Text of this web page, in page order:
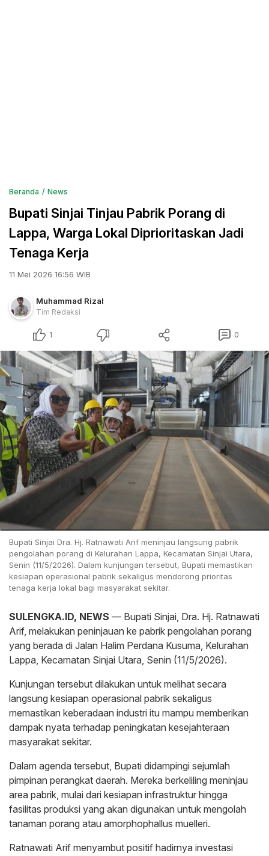
Beranda News
Bupati Sinjai Tinjau Pabrik Porang di
Lappa, Warga Lokal Diprioritaskan Jadi
Tenaga Kerja
11 Mei 2026 16:56 WIB
Muhammad Rizal
Tim Redaksi
1 0
Bupati Sinjai Dra. Hj. Ratnawati Arif meninjau langsung pabrik
pengolahan porang di Kelurahan Lappa, Kecamatan Sinjai Utara,
Senin (11/5/2026). Dalam kunjungan tersebut, Bupati memastikan
kesiapan operasional pabrik sekaligus mendorong prioritas
tenaga kerja lokal bagi masyarakat sekitar.
SULENGKA.ID, NEWS — Bupati Sinjai, Dra. Hj. Ratnawati
Arif, melakukan peninjauan ke pabrik pengolahan porang
yang berada di Jalan Halim Perdana Kusuma, Kelurahan
Lappa, Kecamatan Sinjai Utara, Senin (11/5/2026).
Kunjungan tersebut dilakukan untuk melihat secara
langsung kesiapan operasional pabrik sekaligus
memastikan keberadaan industri itu mampu memberikan
dampak nyata terhadap peningkatan kesejahteraan
masyarakat sekitar.
Dalam agenda tersebut, Bupati didampingi sejumlah
pimpinan perangkat daerah. Mereka berkeliling meninjau
area pabrik, mulai dari kesiapan infrastruktur hingga
fasilitas produksi yang akan digunakan untuk mengolah
tanaman porang atau amorphophallus muelleri.
Ratnawati Arif menyambut positif hadirnya investasi